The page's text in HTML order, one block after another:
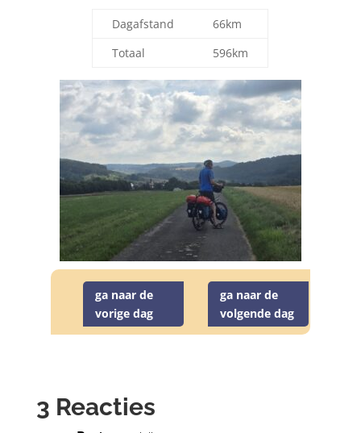
Dagafstand
66km
Totaal
596km
ga naar de
vorige dag
ga naar de
volgende dag
3 Reacties